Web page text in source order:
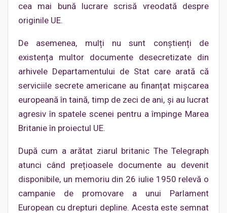
cea mai bună lucrare scrisă vreodată despre
originile UE.
De asemenea, mulți nu sunt conștienți de
existența multor documente desecretizate din
arhivele Departamentului de Stat care arată că
serviciile secrete americane au finanțat mișcarea
europeană în taină, timp de zeci de ani, și au lucrat
agresiv în spatele scenei pentru a împinge Marea
Britanie în proiectul UE.
După cum a arătat ziarul britanic The Telegraph
atunci când prețioasele documente au devenit
disponibile, un memoriu din 26 iulie 1950 relevă o
campanie de promovare a unui Parlament
European cu drepturi depline. Acesta este semnat